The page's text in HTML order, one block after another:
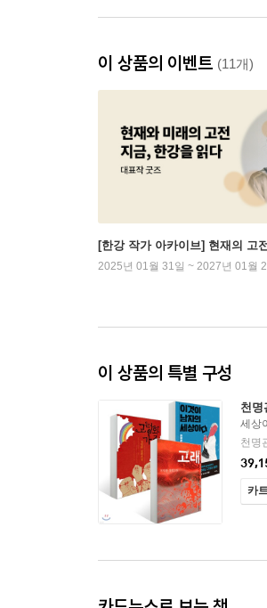
이 상품의 이벤트 (11개)
[한강 작가 아카이브] 현재의 고
2025년 01월 31일 ~ 2027년 01월
이 상품의 특별 구성
천명
세상
천명
카